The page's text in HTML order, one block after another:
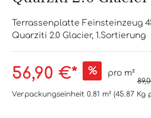
Terrassenplatte Feinsteinzeug
Quarziti 2.0 Glacier, 1.Sortierung
56,90 €* % pro m²
Verpackungseinheit 0.81 m² (45.87 Kg